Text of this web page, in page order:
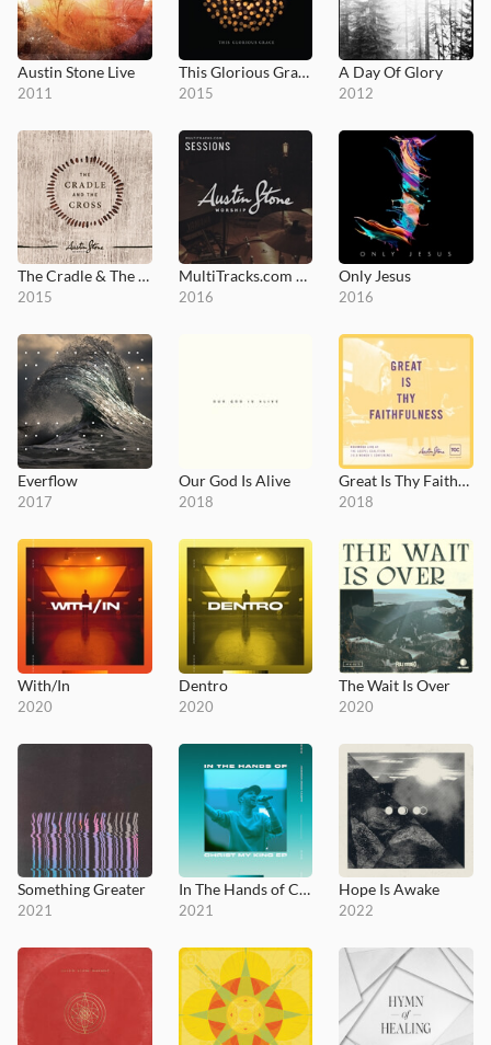
Austin Stone Live
2011
This Glorious Grace
2015
A Day Of Glory
2012
The Cradle & The Cross
2015
MultiTracks.com Sessions
2016
Only Jesus
2016
Everflow
2017
Our God Is Alive
2018
Great Is Thy Faithfulness
2018
With/In
2020
Dentro
2020
The Wait Is Over
2020
Something Greater
2021
In The Hands of Christ My King
2021
Hope Is Awake
2022